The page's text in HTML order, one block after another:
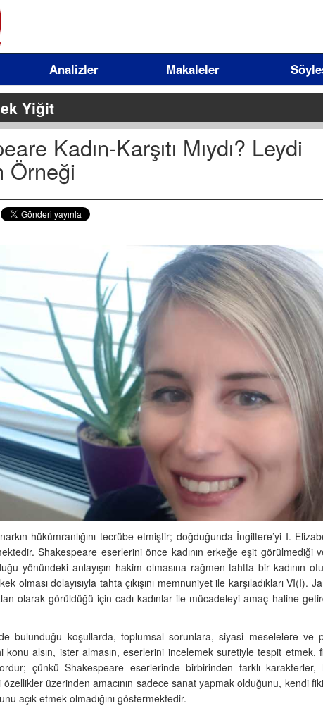
Analizler Makaleler
Yiğit
Kadın-Karşıtı Mıydı? Leydi
Örneği
hükümranlığını tecrübe etmiştir; doğduğunda İngiltere’yi I.
Shakespeare eserlerini önce kadının erkeğe eşit görülmediği
yönündeki anlayışın hakim olmasına rağmen tahtta bir kadının
olması dolayısıyla tahta çıkışını memnuniyet ile karşıladıkları VI(I).
olarak görüldüğü için cadı kadınlar ile mücadeleyi amaç haline
bulunduğu koşullarda, toplumsal sorunlara, siyasi meselelere ve
konu alsın, ister almasın, eserlerini incelemek suretiyle tespit etmek,
çünkü Shakespeare eserlerinde birbirinden farklı karakterler,
üzerinden amacının sadece sanat yapmak olduğunu, kendi
açık etmek olmadığını göstermektedir.